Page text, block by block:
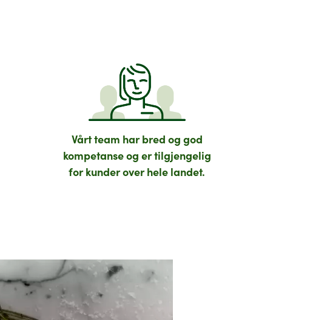
Vårt team har bred og god
kompetanse og er tilgjengelig
for kunder over hele landet.